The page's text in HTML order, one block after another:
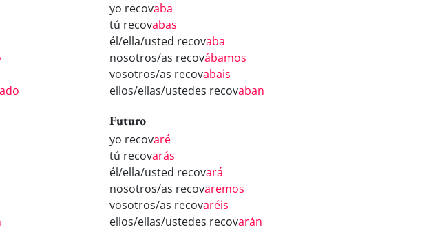
ado
yo recovaba
tú recovabas
él/ella/usted recovaba
nosotros/as recovábamos
vosotros/as recovabais
ellos/ellas/ustedes recovaban
Futuro
yo recovaré
tú recovarás
él/ella/usted recovará
nosotros/as recovaremos
vosotros/as recovaréis
ellos/ellas/ustedes recovarán